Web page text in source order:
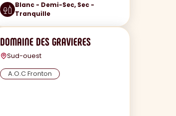
Blanc - Demi-Sec, Sec -
Tranquille
DOMAINE DES GRAVIERES
Sud-ouest
A.O.C Fronton